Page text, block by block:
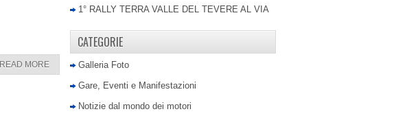
READ MORE
1° RALLY TERRA VALLE DEL TEVERE AL VIA
CATEGORIE
Galleria Foto
Gare, Eventi e Manifestazioni
Notizie dal mondo dei motori